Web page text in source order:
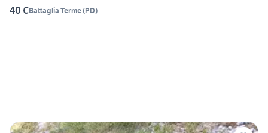
40 €Battaglia Terme(PD)